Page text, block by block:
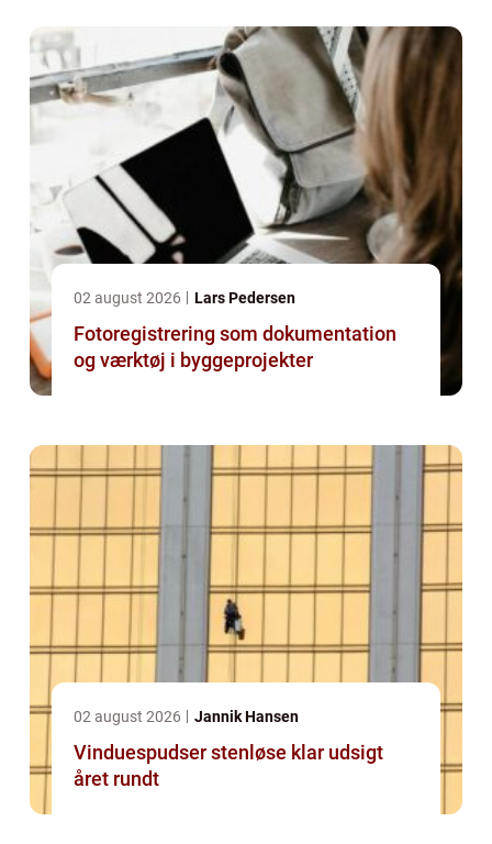
02 august 2026 Lars Pedersen
Fotoregistrering som dokumentation
og værktøj i byggeprojekter
02 august 2026 Jannik Hansen
Vinduespudser stenløse klar udsigt
året rundt